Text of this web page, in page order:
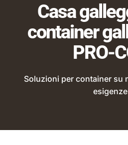
Casa
container
PRO-
Soluzioni per container su